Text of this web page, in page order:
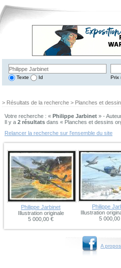
Texte Id Prix
> Résultats de la recherche > Planches et
Votre recherche : « Philippe Jarbinet » -
Il y a 2 résultats dans « Planches et dessins
Relancer la recherche sur l'ensemble du site
Philippe Jarbinet
Illustration originale
5 000,00 €
Philippe
Illustration
5 000,00
A